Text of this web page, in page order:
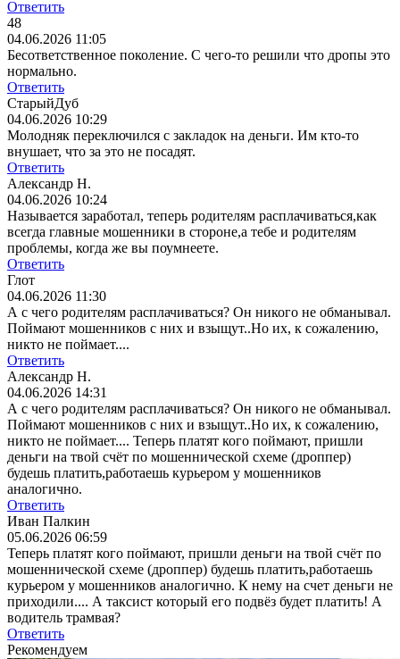
Ответить
48
04.06.2026 11:05
Бесответственное поколение. С чего-то решили что дропы это
нормально.
Ответить
СтарыйДуб
04.06.2026 10:29
Молодняк переключился с закладок на деньги. Им кто-то
внушает, что за это не посадят.
Ответить
Александр Н.
04.06.2026 10:24
Называется заработал, теперь родителям расплачиваться,как
всегда главные мошенники в стороне,а тебе и родителям
проблемы, когда же вы поумнеете.
Ответить
Глот
04.06.2026 11:30
А с чего родителям расплачиваться? Он никого не обманывал.
Поймают мошенников с них и взыщут..Но их, к сожалению,
никто не поймает....
Ответить
Александр Н.
04.06.2026 14:31
А с чего родителям расплачиваться? Он никого не обманывал.
Поймают мошенников с них и взыщут..Но их, к сожалению,
никто не поймает.... Теперь платят кого поймают, пришли
деньги на твой счёт по мошеннической схеме (дроппер)
будешь платить,работаешь курьером у мошенников
аналогично.
Ответить
Иван Палкин
05.06.2026 06:59
Теперь платят кого поймают, пришли деньги на твой счёт по
мошеннической схеме (дроппер) будешь платить,работаешь
курьером у мошенников аналогично. К нему на счет деньги не
приходили.... А таксист который его подвёз будет платить! А
водитель трамвая?
Ответить
Рекомендуем